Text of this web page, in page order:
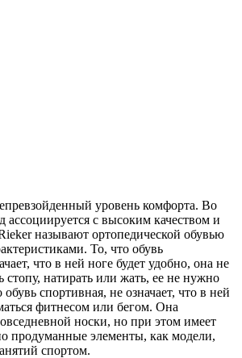
уровень комфорта. Во
ассоциируется с высоким качеством и
называют ортопедической обувью
То, что обувь
что в ней ноге будет удобно, она не
стопу, натирать или жать, ее не нужно
спортивная, не означает, что в ней
фитнесом или бегом. Она
носки, но при этом имеет
продуманные элементы, как модели,
спортом.